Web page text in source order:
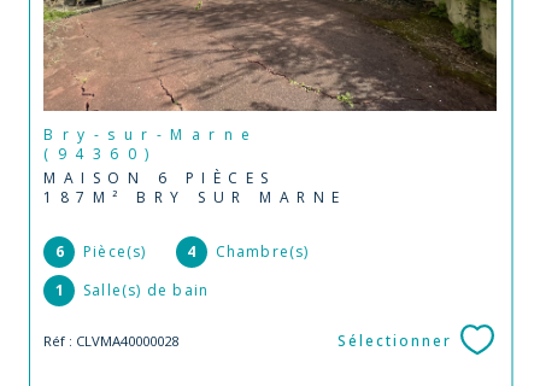
Bry-sur-Marne
(94360)
MAISON 6 PIÈCES
187M² BRY SUR MARNE
6 Pièce(s) 4
Chambre(s)
1
Salle(s) de bain
Réf : CLVMA40000028 Sélectionner